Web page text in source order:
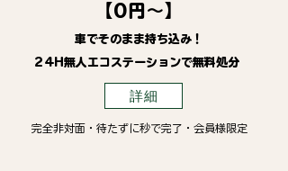
【0円～】
車でそのまま持ち込み！
24H無人エコステーションで無料処分
詳細
完全非対面・待たずに秒で完了・会員様限定